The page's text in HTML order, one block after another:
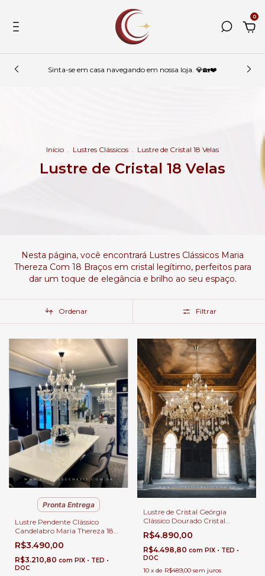
0
Sinta-se em casa navegando em nossa loja. 💎🏡❤️
Início . Lustres Clássicos . Lustre de Cristal 18 Velas
Lustre de Cristal 18 Velas
Nesta página, você encontrará Lustres Clássicos Maria
Thereza Com 18 Braços em cristal legítimo, perfeitos para
dar um toque de elegância e brilho ao seu espaço.
Ordenar Filtrar
Pronta Entrega
Lustre Pendente Clássico
Candelabro Maria Thereza 18
Velas Braços Transparente Para
Sala de Jantar e Pé Direito
Duplo
R$3.490,00
R$3.210,80 com PIX • TED •
DOC
Lustre de Cristal Geórgia
Clássico Dourado Cristal
Âmbar 18 Braços para Casas
com Pé Direito Duplo e Buffet
R$4.890,00
R$4.498,80 com PIX • TED •
DOC
10 x de R$489,00 sem juros